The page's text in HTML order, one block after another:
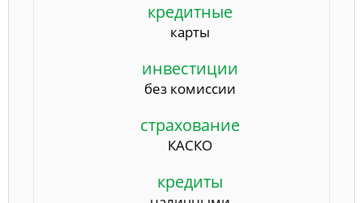
кредитные
карты
инвестиции
без комиссии
страхование
КАСКО
кредиты